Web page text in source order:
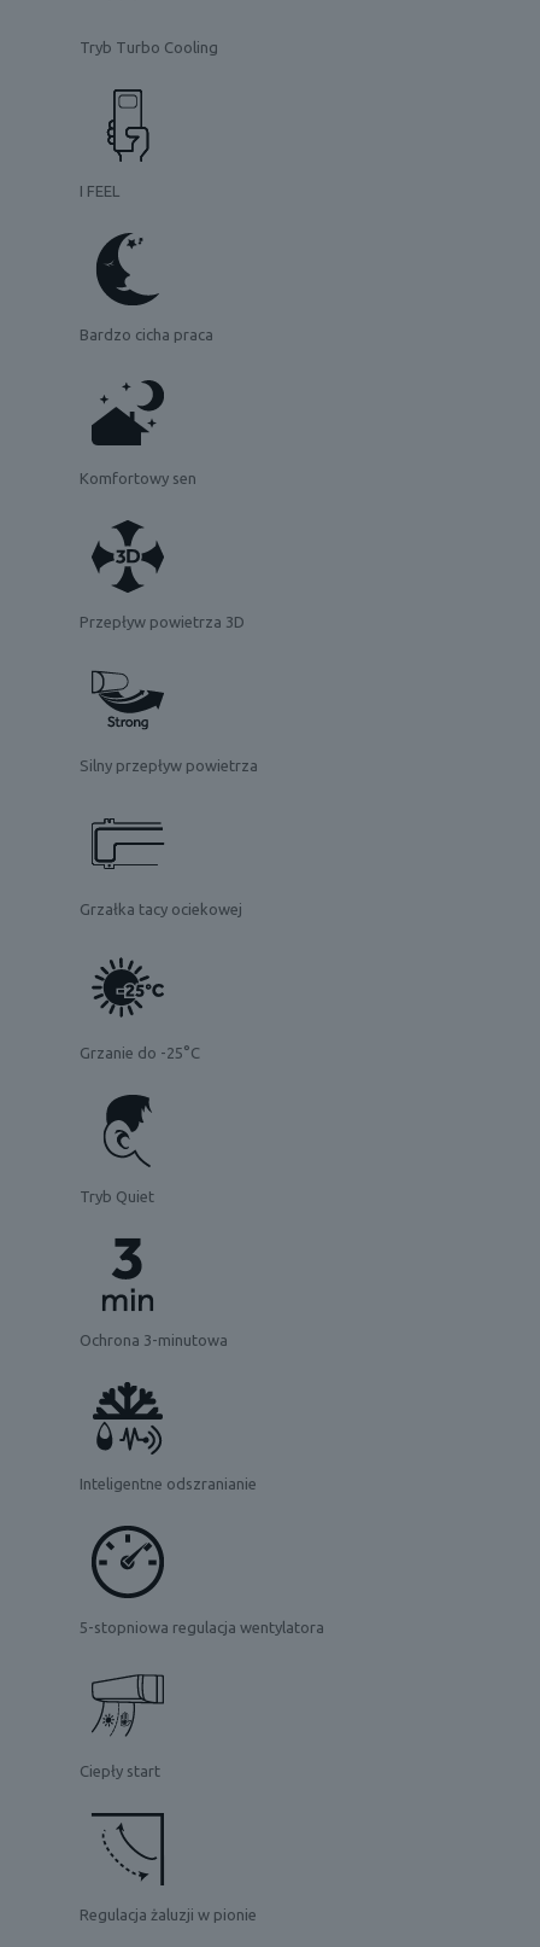
Tryb Turbo Cooling
I FEEL
Bardzo cicha praca
Komfortowy sen
Przepływ powietrza 3D
Silny przepływ powietrza
Grzałka tacy ociekowej
Grzanie do -25°C
Tryb Quiet
Ochrona 3-minutowa
Inteligentne odszranianie
5-stopniowa regulacja wentylatora
Ciepły start
Regulacja żaluzji w pionie